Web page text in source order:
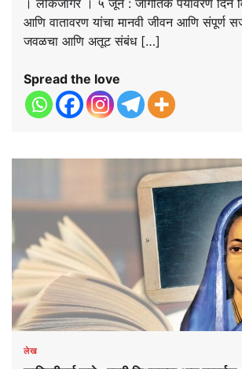
आणि वातावरण यांचा मानवी जीवन आणि संपूर्ण
जवळचा आणि अतूट संबंध […]
Spread the love
लेख